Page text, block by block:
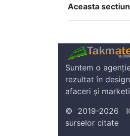
Aceasta
Suntem o
rezultat în
afaceri și
© 2019-2026
surselor citate